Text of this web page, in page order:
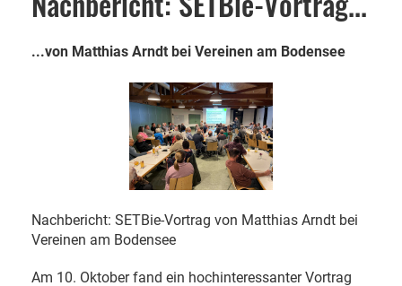
...von Matthias Arndt bei Vereinen am Bodensee
Nachbericht: SETBie-Vortrag von Matthias Arndt bei
Vereinen am Bodensee
Am 10. Oktober fand ein hochinteressanter Vortrag